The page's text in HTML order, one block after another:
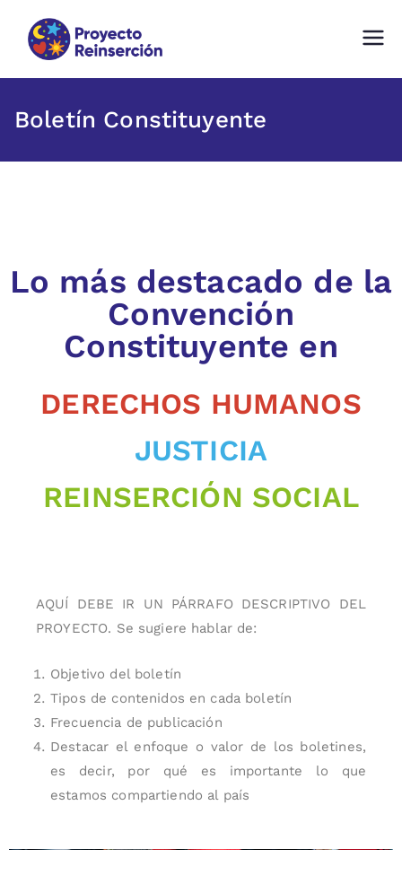
Fundación comprometida con la
Boletín Constituyente
Lo más destacado de la
Convención
Constituyente en
DERECHOS HUMANOS
JUSTICIA
REINSERCIÓN SOCIAL
AQUÍ DEBE IR UN PÁRRAFO DESCRIPTIVO DEL
PROYECTO. Se sugiere hablar de:
Objetivo del boletín
Tipos de contenidos en cada boletín
Frecuencia de publicación
Destacar el enfoque o valor de los boletines,
es decir, por qué es importante lo que
estamos compartiendo al país